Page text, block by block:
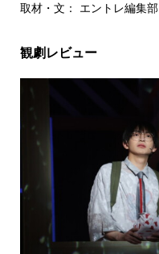
取材・文： エントレ編集部
観劇レビュー